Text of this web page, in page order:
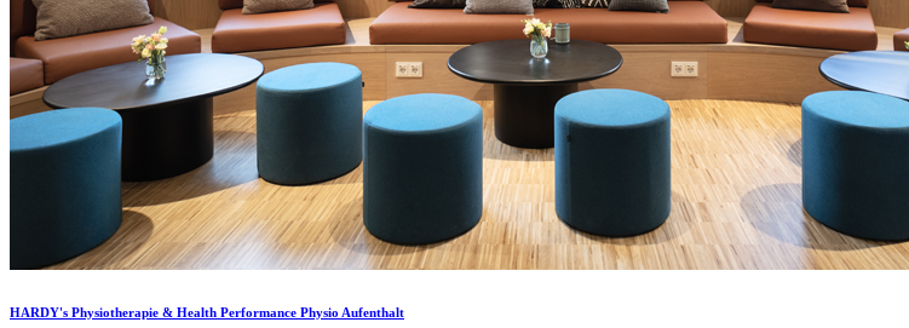
HARDY's Physiotherapie & Health Performance Physio Aufenthalt